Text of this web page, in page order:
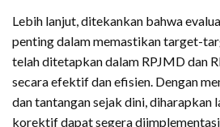
Lebih lanjut, ditekankan bahwa
penting dalam memastikan target-
telah ditetapkan dalam RPJMD dan
secara efektif dan efisien. Dengan
dan tantangan sejak dini, diharapkan
korektif dapat segera